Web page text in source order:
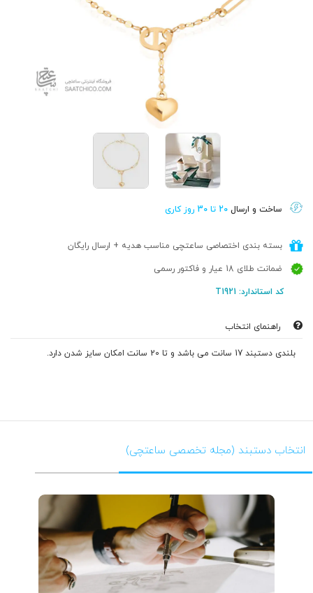
ساخت و ارسال 20 تا 30 روز کاری
بسته بندی اختصاصی ساعتچی مناسب هدیه + ارسال رایگان
ضمانت طلای 18 عیار و فاکتور رسمی
کد استاندارد: T1921
راهنمای انتخاب
بلندی دستبند 17 سانت می باشد و تا 20 سانت امکان سایز شدن دارد.
انتخاب دستبند (مجله تخصصی ساعتچی)